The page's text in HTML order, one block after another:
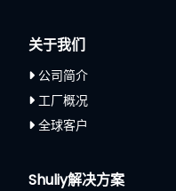
关于我们
公司简介
工厂概况
全球客户
Shuliy解决方案